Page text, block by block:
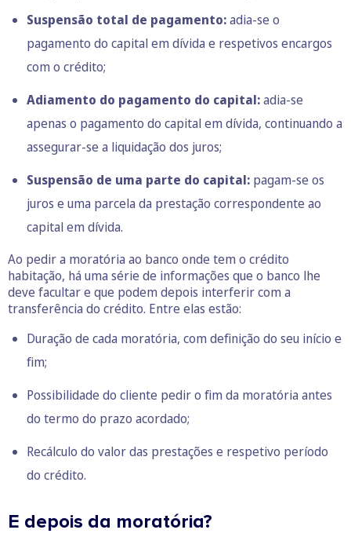
Suspensão total de pagamento:adia-se o
pagamento do capital em dívida e respetivos encargos
com o crédito;
Adiamento do pagamento do capital:adia-se
apenas o pagamento do capital em dívida, continuando a
assegurar-se a liquidação dos juros;
Suspensão de uma parte do capital: pagam-se os
juros e uma parcela da prestação correspondente ao
capital em dívida.
Ao pedir a moratória ao banco onde tem o crédito
habitação, há uma série de informações que o banco lhe
deve facultar e que podem depois interferir com a
transferência do crédito. Entre elas estão:
Duração de cada moratória, com definição do seu início e
fim;
Possibilidade do cliente pedir o fim da moratória antes
do termo do prazo acordado;
Recálculo do valor das prestações e respetivo período
do crédito.
E depois da moratória?